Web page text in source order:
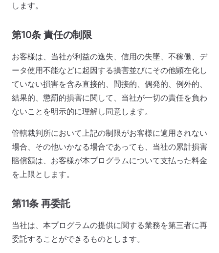
します。
第10条 責任の制限
お客様は、当社が利益の逸失、信用の失墜、不稼働、デ
ータ使用不能などに起因する損害並びにその他顕在化し
ていない損害を含み直接的、間接的、偶発的、例外的、
結果的、懲罰的損害に関して、当社が一切の責任を負わ
ないことを明示的に理解し同意します。
管轄裁判所において上記の制限がお客様に適用されない
場合、その他いかなる場合であっても、当社の累計損害
賠償額は、お客様が本プログラムについて支払った料金
を上限とします。
第11条 再委託
当社は、本プログラムの提供に関する業務を第三者に再
委託することができるものとします。